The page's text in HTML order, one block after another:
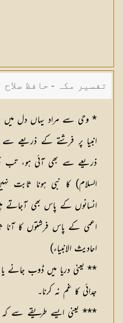
تفسیر مکہ - حافظ
* وحی سے مراد یہاں دل میں
انبیا پر فرشتے کے ذریعے
ذریعے سے بھی آئی ہو، تب
السلام) کا نبی ہونا ثابت
انسانوں کے پاس بھی آجاتے
اعمی کے پاس فرشتوں کا آنا
احادیث الانبیاء)
** یعنی دریا میں ڈوب جانے
جدائی کا غم نہ کرنا۔
*** یعنی ایسے طریقے سے